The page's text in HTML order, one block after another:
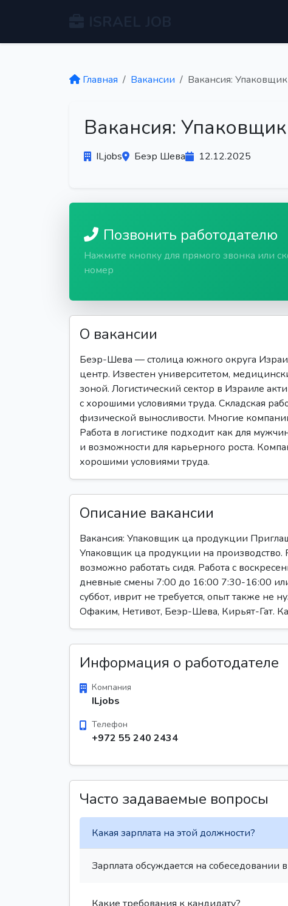
Главная Вакансии Вакансия:
Вакансия:
ILjobs Беэр Шева 12.12.2025
Позвонить работодателю
Нажмите кнопку для прямого звонка или
номер
О вакансии
Беэр-Шева — столица южного округа
центр. Известен университетом,
зоной. Логистический сектор в Израиле
с хорошими условиями труда. Складская
физической выносливости. Многие
Работа в логистике подходит как для
и возможности для карьерного роста.
хорошими условиями труда.
Описание вакансии
Вакансия: Упаковщик ца продукции
Упаковщик ца продукции на
возможно работать сидя. Работа с
дневные смены 7:00 до 16:00 7:30-16:00
суббот, иврит не требуется, опыт также не
Офаким, Нетивот, Беэр-Шева, Кирьят-Гат.
Информация о работодателе
Компания
ILjobs
Телефон
+972 55 240 2434
Часто задаваемые вопросы
Какая зарплата на этой должности?
Зарплата обсуждается на
Какие требования к кандидату?